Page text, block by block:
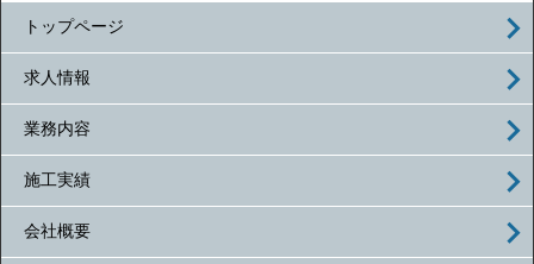
トップページ
求人情報
業務内容
施工実績
会社概要